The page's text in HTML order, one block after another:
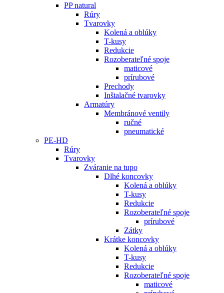
PP natural
Rúry
Tvarovky
Kolená a oblúky
T-kusy
Redukcie
Rozoberateľné spoje
maticové
prírubové
Prechody
Inštalačné tvarovky
Armatúry
Membránové ventily
ručné
pneumatické
PE-HD
Rúry
Tvarovky
Zváranie na tupo
Dlhé koncovky
Kolená a oblúky
T-kusy
Redukcie
Rozoberateľné spoje
prírubové
Zátky
Krátke koncovky
Kolená a oblúky
T-kusy
Redukcie
Rozoberateľné spoje
maticové